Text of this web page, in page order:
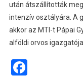
után átszállították
intenzív osztályára. A
akkor az MTI-t Pápai
alföldi orvos